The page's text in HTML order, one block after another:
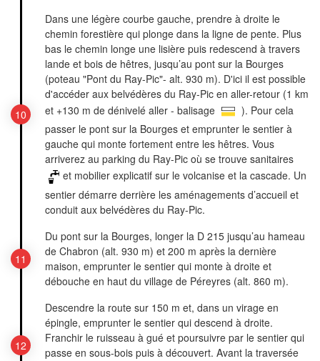
Dans une légère courbe gauche, prendre à droite le
chemin forestière qui plonge dans la ligne de pente. Plus
bas le chemin longe une lisière puis redescend à travers
lande et bois de hêtres, jusqu’au pont sur la Bourges
(poteau "Pont du Ray-Pic"- alt. 930 m). D'ici il est possible
d'accéder aux belvédères du Ray-Pic en aller-retour (1 km
et +130 m de dénivelé aller - balisage
). Pour cela
passer le pont sur la Bourges et emprunter le sentier à
gauche qui monte fortement entre les hêtres. Vous
arriverez au parking du Ray-Pic où se trouve sanitaires
et mobilier explicatif sur le volcanise et la cascade. Un
sentier démarre derrière les aménagements d’accueil et
conduit aux belvédères du Ray-Pic.
Du pont sur la Bourges, longer la D 215 jusqu’au hameau
de Chabron (alt. 930 m) et 200 m après la dernière
maison, emprunter le sentier qui monte à droite et
débouche en haut du village de Péreyres (alt. 860 m).
Descendre la route sur 150 m et, dans un virage en
épingle, emprunter le sentier qui descend à droite.
Franchir le ruisseau à gué et poursuivre par le sentier qui
passe en sous-bois puis à découvert. Avant la traversée